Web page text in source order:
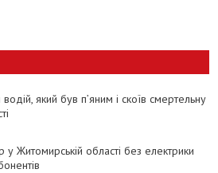
який був п’яним і скоїв смертельну
у Житомирській області без електрики